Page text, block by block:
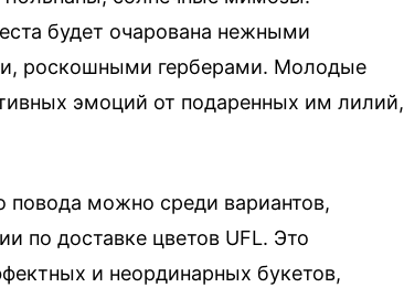
будет очарована нежными
роскошными герберами. Молодые
эмоций от подаренных им лилий,
повода можно среди вариантов,
по доставке цветов UFL. Это
и неординарных букетов,